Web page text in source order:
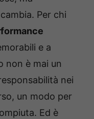
Per chi
e a
non è mai un
nei
un modo per
Ed è